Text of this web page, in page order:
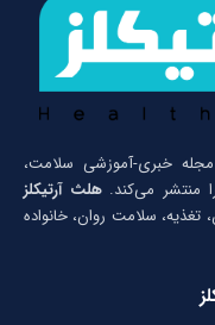
عنوان مجله خبری-آموزشی سلامت،
منتشر می‌کند.هلث آرتیکلز
تغذیه، سلامت روان، خانواده